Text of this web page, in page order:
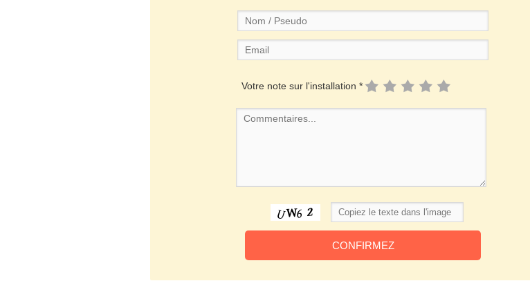
Votre note sur l'installation *